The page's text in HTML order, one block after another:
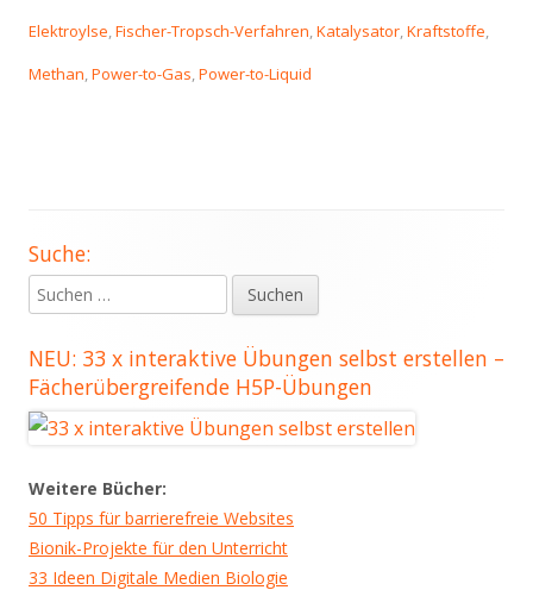
am
Elektroylse,Fischer-Tropsch-Verfahren,Katalysator,Kraftstoffe,
Methan,Power-to-Gas,Power-to-Liquid
Haupt-
Seitenleiste
Suche:
Suchen
nach:
NEU: 33 x interaktive Übungen selbst erstellen –
Fächerübergreifende H5P-Übungen
Weitere Bücher:
50 Tipps für barrierefreie Websites
Bionik-Projekte für den Unterricht
33 Ideen Digitale Medien Biologie